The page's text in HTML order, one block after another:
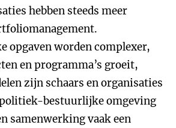
hebben steeds meer
opgaven worden complexer,
en programma’s groeit,
zijn schaars en organisaties
bestuurlijke omgeving
samenwerking vaak een